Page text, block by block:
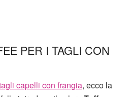
PER I TAGLI CON
capelli con frangia, ecco la